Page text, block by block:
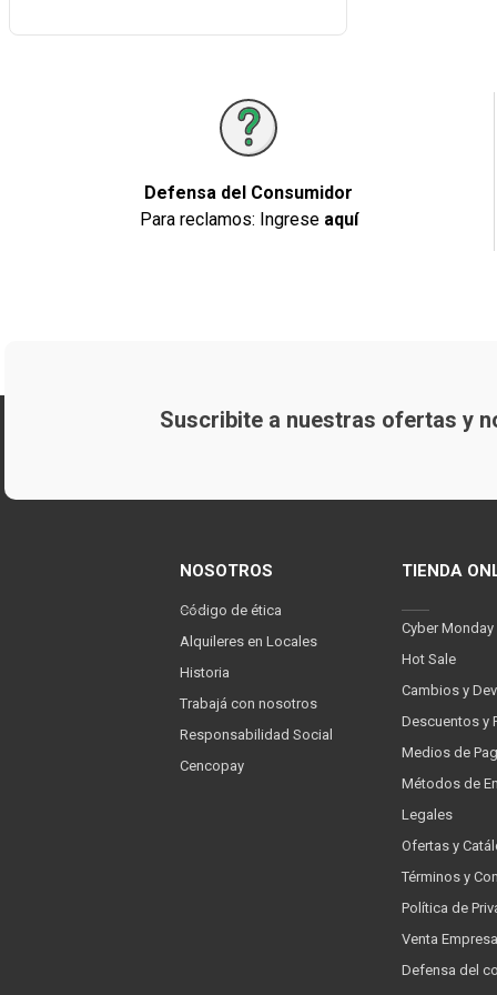
Defensa del Consumidor
Para reclamos: Ingrese aquí
Suscribite a nuestras ofertas y
NOSOTROS
Código de ética
Alquileres en Locales
Historia
Trabajá con nosotros
Responsabilidad Social
Cencopay
TIENDA
Cyber Monday
Hot Sale
Cambios y
Descuentos y
Medios de
Métodos de
Legales
Ofertas y
Términos y
Política de
Venta Empresa
Defensa del